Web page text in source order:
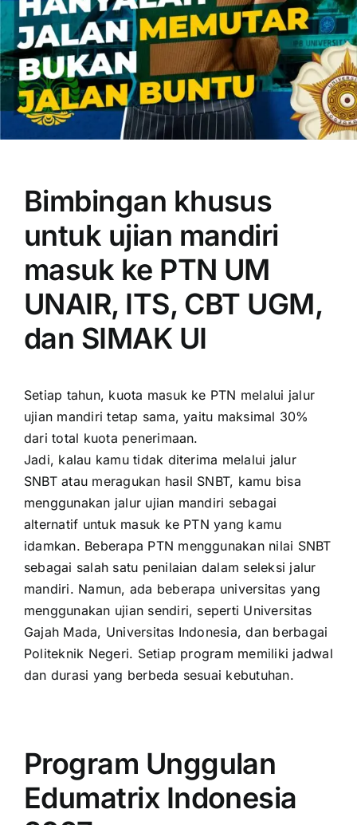
OUR PROGRAM
REGISTRATION
CONTACT US
Bimbingan khusus
untuk ujian mandiri
masuk ke PTN UM
UNAIR, ITS, CBT UGM,
dan SIMAK UI
Setiap tahun, kuota masuk ke PTN melalui jalur
ujian mandiri tetap sama, yaitu maksimal 30%
dari total kuota penerimaan.
Jadi, kalau kamu tidak diterima melalui jalur
SNBT atau meragukan hasil SNBT, kamu bisa
menggunakan jalur ujian mandiri sebagai
alternatif untuk masuk ke PTN yang kamu
idamkan. Beberapa PTN menggunakan nilai SNBT
sebagai salah satu penilaian dalam seleksi jalur
mandiri. Namun, ada beberapa universitas yang
menggunakan ujian sendiri, seperti Universitas
Gajah Mada, Universitas Indonesia, dan berbagai
Politeknik Negeri. Setiap program memiliki jadwal
dan durasi yang berbeda sesuai kebutuhan.
Program Unggulan
Edumatrix Indonesia